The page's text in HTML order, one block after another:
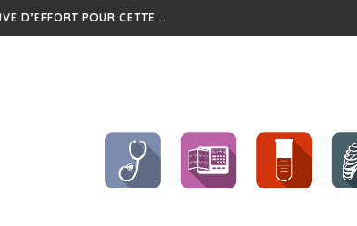
D’EFFORT POUR CETTE...
?
TRUCS !!
DANS...
UN RÉEL CHANGEMENT...